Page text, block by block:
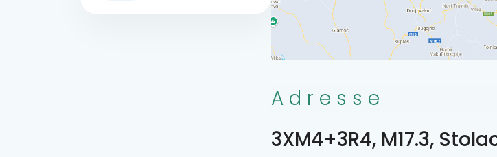
Adresse
3XM4+3R4, M17.3,